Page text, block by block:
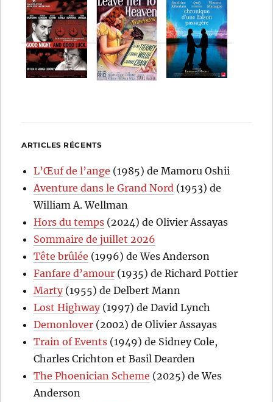
ARTICLES RÉCENTS
L’Œuf de l’ange (1985) de Mamoru Oshii
Aventure dans le Grand Nord (1953) de
William A. Wellman
Hors du temps (2024) de Olivier Assayas
Sommaire de juillet 2026
Tête brûlée (1996) de Wes Anderson
Fanfare d’amour (1935) de Richard Pottier
Marty(1955) de Delbert Mann
Lost Highway(1997) de David Lynch
Demonlover (2002) de Olivier Assayas
Train of Events (1949) de Sidney Cole,
Charles Crichton et Basil Dearden
The Phoenician Scheme (2025) de Wes
Anderson